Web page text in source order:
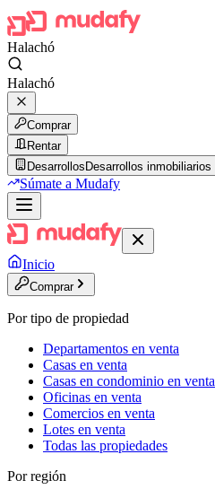
Halachó
Halachó
Comprar
Rentar
Desarrollos Desarrollos inmobiliarios
Súmate a Mudafy
Inicio
Comprar
Por tipo de propiedad
Departamentos en venta
Casas en venta
Casas en condominio en venta
Oficinas en venta
Comercios en venta
Lotes en venta
Todas las propiedades
Por región